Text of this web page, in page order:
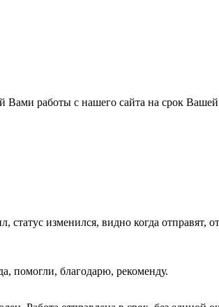
работы с нашего сайта на срок Вашей
изменился, видно когда отправят,
помогли, благодарю, рекоменду.